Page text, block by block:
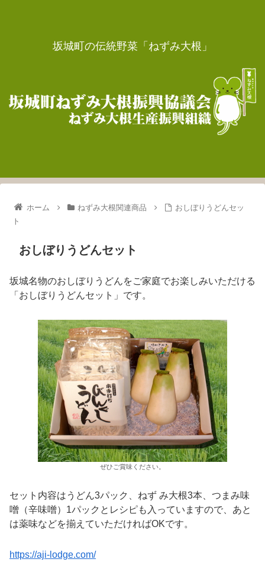
坂城町の伝統野菜「ねずみ大根」
ホーム ねずみ大根関連商品
おしぼりうどんセッ
ト
おしぼりうどんセット
坂城名物のおしぼりうどんをご家庭でお楽しみいただける
「おしぼりうどんセット」です。
ぜひご賞味ください。
セット内容はうどん3パック、ねず み大根3本、つまみ味
噌（辛味噌）1パックとレシピも入っていますので、あと
は薬味などを揃えていただければOKです。
https://aji-lodge.com/